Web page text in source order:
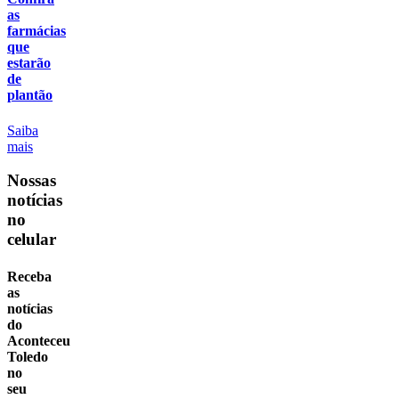
as
farmácias
que
estarão
de
plantão
Saiba
mais
Nossas
notícias
no
celular
Receba
as
notícias
do
Aconteceu
Toledo
no
seu